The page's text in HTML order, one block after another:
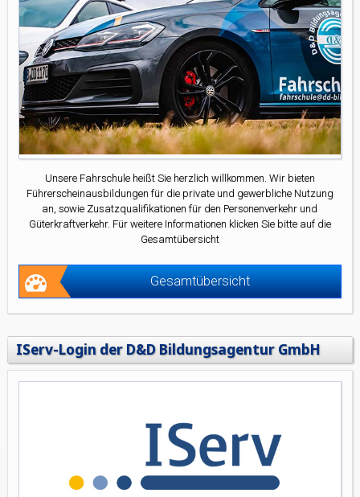
Unsere Fahrschule heißt Sie herzlich willkommen. Wir bieten
Führerscheinausbildungen für die private und gewerbliche Nutzung
an, sowie Zusatzqualifikationen für den Personenverkehr und
Güterkraftverkehr. Für weitere Informationen klicken Sie bitte auf die
Gesamtübersicht
Gesamtübersicht
IServ-Login der D&D Bildungsagentur GmbH